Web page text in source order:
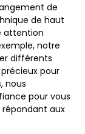
de
de haut
attention
notre
différents
pour
nous
pour vous
répondant aux